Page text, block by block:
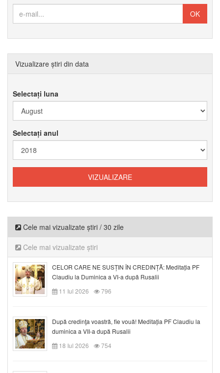
Vizualizare știri din data
Selectați luna
Selectați anul
Cele mai vizualizate știri / 30 zile
Cele mai vizualizate știri
CELOR CARE NE SUSȚIN ÎN CREDINȚĂ: Meditația PF
Claudiu la Duminica a VI-a după Rusalii
11 Iul 2026
796
După credinţa voastră, fie vouă! Meditația PF Claudiu la
duminica a VII-a după Rusalii
18 Iul 2026
754